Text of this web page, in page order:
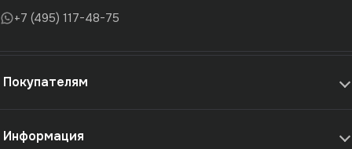
+7 (495) 117-48-75
Покупателям
Информация